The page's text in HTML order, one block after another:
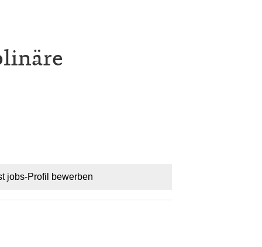
jobs-Profil bewerben